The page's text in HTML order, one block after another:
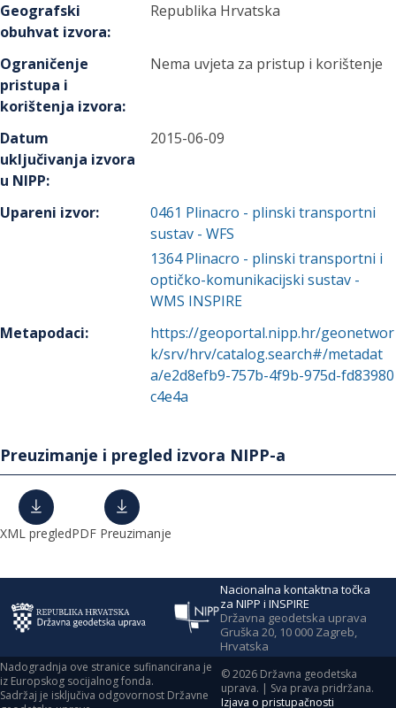
Geografski
obuhvat izvora:
Republika Hrvatska
Ograničenje
pristupa i
korištenja izvora:
Nema uvjeta za pristup i korištenje
Datum
uključivanja izvora
u NIPP:
2015-06-09
Upareni izvor: 0461 Plinacro - plinski transportni
sustav - WFS
1364 Plinacro - plinski transportni i
optičko-komunikacijski sustav -
WMS INSPIRE
Metapodaci:
https://geoportal.nipp.hr/geonetwor
k/srv/hrv/catalog.search#/metadat
a/e2d8efb9-757b-4f9b-975d-fd83980
c4e4a
Preuzimanje i pregled izvora NIPP-a
XML pregledPDF Preuzimanje
Nacionalna kontaktna točka
za NIPP i INSPIRE
Državna geodetska uprava
Gruška 20, 10 000 Zagreb,
Hrvatska
Nadogradnja ove stranice sufinancirana je
iz Europskog socijalnog fonda.
Sadržaj je isključiva odgovornost Državne
©2026 Državna geodetska
uprava. | Sva prava pridržana.
Izjava o pristupačnosti